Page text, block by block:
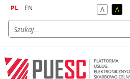
PL EN Akontrast
A